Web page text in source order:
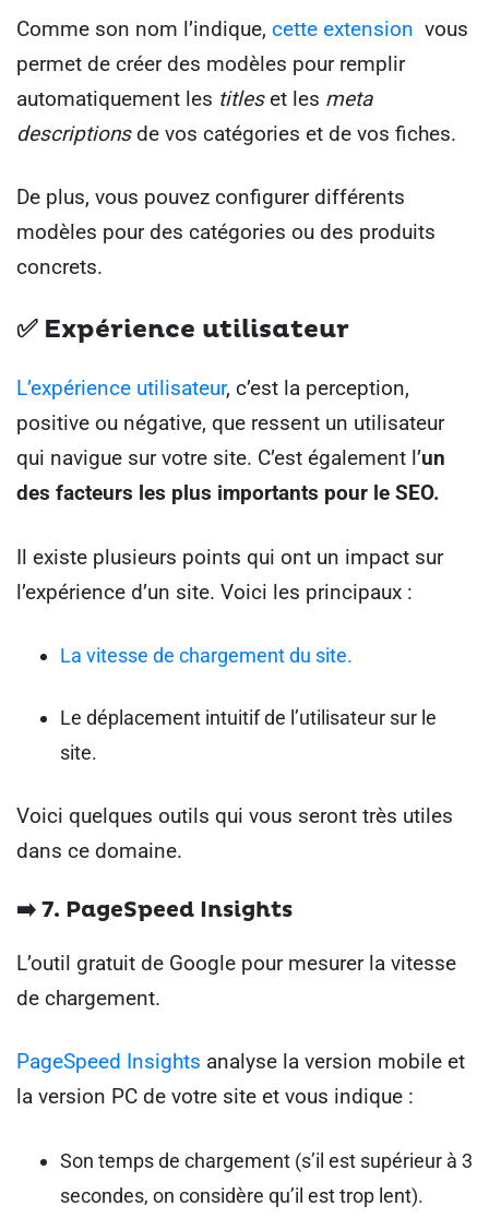
Comme son nom l’indique, cette extension vous
permet de créer des modèles pour remplir
automatiquement les titleset les meta
descriptions de vos catégories et de vos fiches.
De plus, vous pouvez configurer différents
modèles pour des catégories ou des produits
concrets.
✅ Expérience utilisateur
L’expérience utilisateur, c’est la perception,
positive ou négative, que ressent un utilisateur
qui navigue sur votre site. C’est également l’un
des facteurs les plus importants pour le SEO.
Il existe plusieurs points qui ont un impact sur
l’expérience d’un site. Voici les principaux :
La vitesse de chargement du site.
Le déplacement intuitif de l’utilisateur sur le
site.
Voici quelques outils qui vous seront très utiles
dans ce domaine.
➡️ 7. PageSpeed Insights
L’outil gratuit de Google pour mesurer la vitesse
de chargement.
PageSpeed Insights analyse la version mobile et
la version PC de votre site et vous indique :
Son temps de chargement (s’il est supérieur à 3
secondes, on considère qu’il est trop lent).